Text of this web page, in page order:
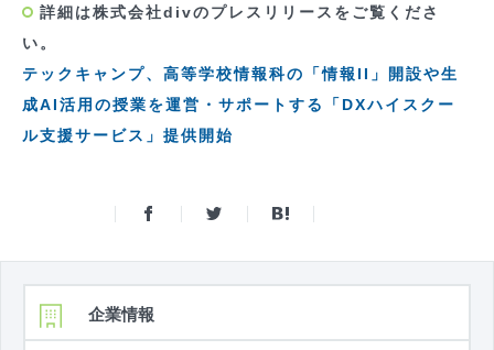
詳細は株式会社divのプレスリリースをご覧くださ
い。
テックキャンプ、高等学校情報科の「情報II」開設や生
成AI活用の授業を運営・サポートする「DXハイスクー
ル支援サービス」提供開始
企業情報